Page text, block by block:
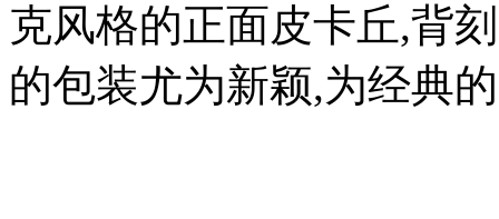
克风格的正面皮卡丘,背
的包装尤为新颖,为经典